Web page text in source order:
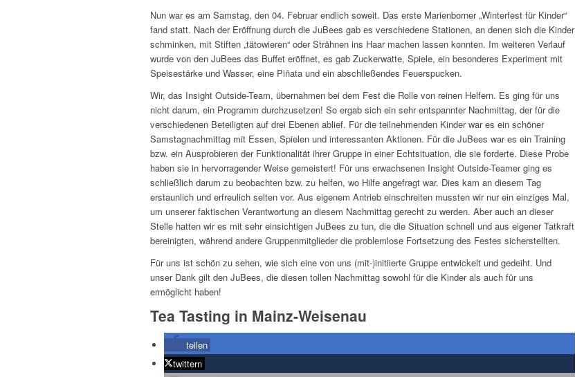
Nun war es am Samstag, den 04. Februar endlich soweit. Das erste Marienborner „Winterfest für Kinder“
fand statt. Nach der Eröffnung durch die JuBees gab es verschiedene Stationen, an denen sich die Kinder
schminken, mit Stiften „tätowieren“ oder Strähnen ins Haar machen lassen konnten. Im weiteren Verlauf
wurde von den JuBees das Buffet eröffnet, es gab Zuckerwatte, Spiele, ein besonderes Experiment mit
Speisestärke und Wasser, eine Piñata und ein abschließendes Feuerspucken.
Wir, das Insight Outside-Team, übernahmen bei dem Fest die Rolle von reinen Helfern. Es ging für uns
nicht darum, ein Programm durchzusetzen! So ergab sich ein sehr entspannter Nachmittag, der für die
verschiedenen Beteiligten auf drei Ebenen ablief. Für die teilnehmenden Kinder war es ein schöner
Samstagnachmittag mit Essen, Spielen und interessanten Aktionen. Für die JuBees war es ein Training
bzw. ein Ausprobieren der Funktionalität ihrer Gruppe in einer Echtsituation, die sie forderte. Diese Probe
haben sie in hervorragender Weise gemeistert! Für uns erwachsenen Insight Outside-Teamer ging es
schließlich darum zu beobachten bzw. zu helfen, wo Hilfe angefragt war. Dies kam an diesem Tag
erstaunlich und erfreulich selten vor. Aus eigenem Antrieb einschreiten mussten wir nur ein einziges Mal,
um unserer faktischen Verantwortung an diesem Nachmittag gerecht zu werden. Aber auch an dieser
Stelle hatten wir es mit sehr einsichtigen JuBees zu tun, die die Situation schnell und aus eigener Tatkraft
bereinigten, während andere Gruppenmitglieder die problemlose Fortsetzung des Festes sicherstellten.
Für uns ist schön zu sehen, wie sich eine von uns (mit-)initiierte Gruppe entwickelt und gedeiht. Und
unser Dank gilt den JuBees, die diesen tollen Nachmittag sowohl für die Kinder als auch für uns
ermöglicht haben!
Tea Tasting in Mainz-Weisenau
teilen
twittern